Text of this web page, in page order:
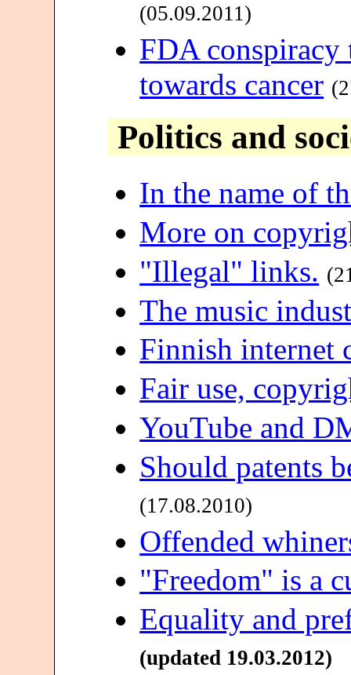
(05.09.2011)
FDA conspiracy
towards cancer
Politics and
In the name of
More on
"Illegal" links.
The music
Finnish internet
Fair use,
YouTube and
Should patents
(17.08.2010)
Offended
"Freedom" is a
Equality and
(updated 19.03.2012)